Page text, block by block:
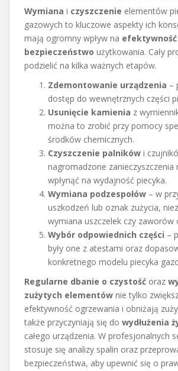
Wymiana i czyszczenie elementów
gazowych to kluczowe aspekty ich
mają ogromny wpływ na efektywność
bezpieczeństwo użytkowania. Cały
podzielić na kilka ważnych etapów.
Zdemontowanie urządzenia –
dostęp do wewnętrznych części
Usunięcie kamienia z
można to zrobić przy pomocy
środków chemicznych.
Czyszczenie palników i
nagromadzone zanieczyszczenia
wpłynąć na wydajność piecyka.
Wymiana podzespołów – w
uszkodzeń lub oznak zużycia,
wymiana uszczelek czy zaworów
Wybór odpowiednich części –
były one z atestami oraz
konkretnego modelu piecyka
Regularne dbanie o czystość oraz
zużytych elementów nie tylko
efektywność ogrzewania i obniżają
także przyczyniają się do wydłużenia
całego urządzenia. W profesjonalnych
stosuje się analizy spalin oraz
bezpieczeństwa, aby upewnić się o